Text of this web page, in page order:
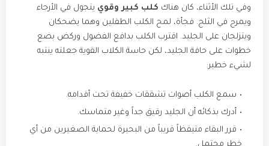
​وفي تلك الأثناء، كان هناك كلب كبير وقوي يتجول في الأرجاء
ويمرح في الثلج. فجأة، لمح الكلب الطفلين وهما يضحكان
ويتزلجان على الجليد. اقترب الكلب بدافع الفضول وركض بضع
خطوات على حافة الجليد، لكن حاسة الكلاب القوية جعلته ينتبه
لشيء خطير:
​سمع الكلب أصوات تشققات خفيفة تحت أقدامه.
​أدرك بذكائه أن الجليد رقيق جداً وغير متماسك.
​قرر البقاء متيقظاً قريباً من البحيرة لحماية الصغيرين من أي